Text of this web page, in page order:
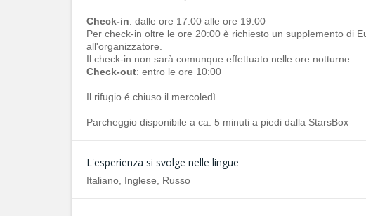
Check-in: dalle ore 17:00 alle ore 19:00
Per check-in oltre le ore 20:00 è richiesto un supplemento di
all'organizzatore.
Il check-in non sarà comunque effettuato nelle ore notturne.
Check-out: entro le ore 10:00
Il rifugio é chiuso il mercoledì
Parcheggio disponibile a ca. 5 minuti a piedi dalla StarsBox
L'esperienza si svolge nelle lingue
Italiano, Inglese, Russo